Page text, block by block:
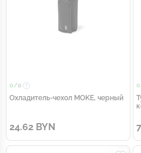
0/0
Охладитель-чехол MOKE, черный
24.62 BYN